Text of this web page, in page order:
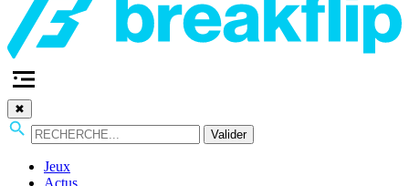
✖
Valider
Jeux